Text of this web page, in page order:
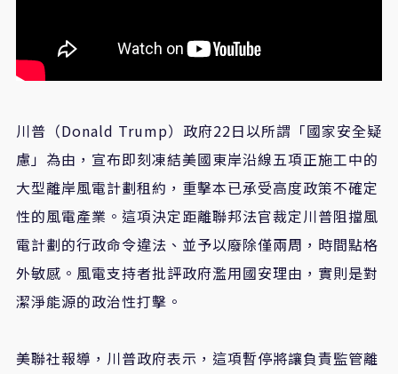
川普（Donald Trump）政府22日以所謂「國家安全疑
慮」為由，宣布即刻凍結美國東岸沿線五項正施工中的
大型離岸風電計劃租約，重擊本已承受高度政策不確定
性的風電產業。這項決定距離聯邦法官裁定川普阻擋風
電計劃的行政命令違法、並予以廢除僅兩周，時間點格
外敏感。風電支持者批評政府濫用國安理由，實則是對
潔淨能源的政治性打擊。
美聯社報導，川普政府表示，這項暫停將讓負責監管離